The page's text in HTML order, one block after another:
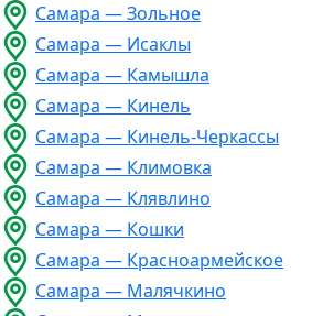
Самара — Зольное
Самара — Исаклы
Самара — Камышла
Самара — Кинель
Самара — Кинель-Черкассы
Самара — Климовка
Самара — Клявлино
Самара — Кошки
Самара — Красноармейское
Самара — Малячкино